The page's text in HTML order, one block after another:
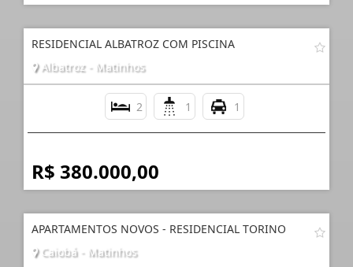
RESIDENCIAL ALBATROZ COM PISCINA
Albatroz - Matinhos
2 1 1
R$ 380.000,00
APARTAMENTOS NOVOS - RESIDENCIAL TORINO
Caiobá - Matinhos